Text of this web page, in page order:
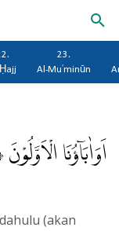
23.
Al-Mu'minūn
اَوَاٰبَاۤؤُنَا الْاَوَّلُوْنَ ٤٨
(akan